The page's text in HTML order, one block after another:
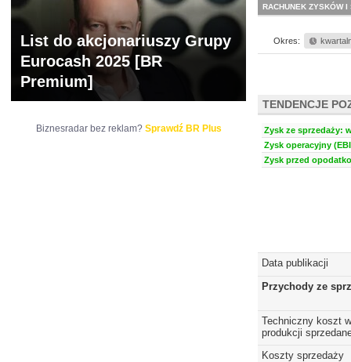
RACHUNEK ZYSKÓW I
Okres:
TENDENCJE
Zysk ze sprzedaży:
Zysk operacyjny
Zysk przed
Data publikacji
Przychody ze
Techniczny koszt
produkcji
Koszty sprzedaży
List do akcjonariuszy Grupy
Eurocash 2025 [BR
Premium]
Biznesradar bez reklam? Sprawdź BR Plus